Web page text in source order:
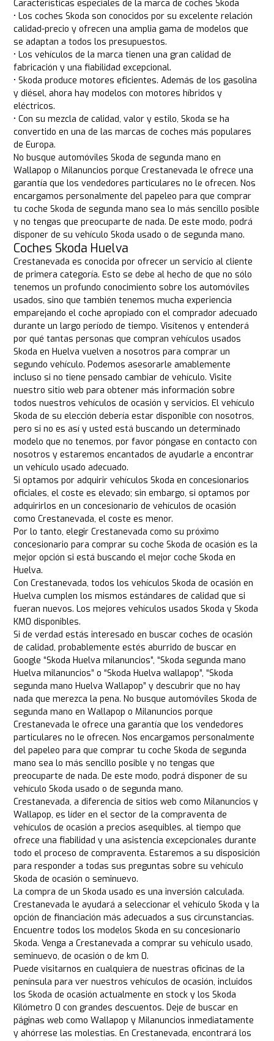
Características especiales de la marca de coches Skoda
• Los coches Skoda son conocidos por su excelente relación
calidad-precio y ofrecen una amplia gama de modelos que
se adaptan a todos los presupuestos.
• Los vehículos de la marca tienen una gran calidad de
fabricación y una fiabilidad excepcional.
• Skoda produce motores eficientes. Además de los gasolina
y diésel, ahora hay modelos con motores híbridos y
eléctricos.
• Con su mezcla de calidad, valor y estilo, Skoda se ha
convertido en una de las marcas de coches más populares
de Europa.
No busque automóviles Skoda de segunda mano en
Wallapop o Milanuncios porque Crestanevada le ofrece una
garantía que los vendedores particulares no le ofrecen. Nos
encargamos personalmente del papeleo para que comprar
tu coche Skoda de segunda mano sea lo más sencillo posible
y no tengas que preocuparte de nada. De este modo, podrá
disponer de su vehículo Skoda usado o de segunda mano.
Coches Skoda Huelva
Crestanevada es conocida por ofrecer un servicio al cliente
de primera categoría. Esto se debe al hecho de que no sólo
tenemos un profundo conocimiento sobre los automóviles
usados, sino que también tenemos mucha experiencia
emparejando el coche apropiado con el comprador adecuado
durante un largo período de tiempo. Visítenos y entenderá
por qué tantas personas que compran vehículos usados
Skoda en Huelva vuelven a nosotros para comprar un
segundo vehículo. Podemos asesorarle amablemente
incluso si no tiene pensado cambiar de vehículo. Visite
nuestro sitio web para obtener más información sobre
todos nuestros vehículos de ocasión y servicios. El vehículo
Skoda de su elección debería estar disponible con nosotros,
pero si no es así y usted está buscando un determinado
modelo que no tenemos, por favor póngase en contacto con
nosotros y estaremos encantados de ayudarle a encontrar
un vehículo usado adecuado.
Si optamos por adquirir vehículos Skoda en concesionarios
oficiales, el coste es elevado; sin embargo, si optamos por
adquirirlos en un concesionario de vehículos de ocasión
como Crestanevada, el coste es menor.
Por lo tanto, elegir Crestanevada como su próximo
concesionario para comprar su coche Skoda de ocasión es la
mejor opción si está buscando el mejor coche Skoda en
Huelva.
Con Crestanevada, todos los vehículos Skoda de ocasión en
Huelva cumplen los mismos estándares de calidad que si
fueran nuevos. Los mejores vehículos usados Skoda y Skoda
KM0 disponibles.
Si de verdad estás interesado en buscar coches de ocasión
de calidad, probablemente estés aburrido de buscar en
Google “Skoda Huelva milanuncios”, “Skoda segunda mano
Huelva milanuncios” o “Skoda Huelva wallapop”, “Skoda
segunda mano Huelva Wallapop” y descubrir que no hay
nada que merezca la pena. No busque automóviles Skoda de
segunda mano en Wallapop o Milanuncios porque
Crestanevada le ofrece una garantía que los vendedores
particulares no le ofrecen. Nos encargamos personalmente
del papeleo para que comprar tu coche Skoda de segunda
mano sea lo más sencillo posible y no tengas que
preocuparte de nada. De este modo, podrá disponer de su
vehículo Skoda usado o de segunda mano.
Crestanevada, a diferencia de sitios web como Milanuncios y
Wallapop, es líder en el sector de la compraventa de
vehículos de ocasión a precios asequibles, al tiempo que
ofrece una fiabilidad y una asistencia excepcionales durante
todo el proceso de compraventa. Estaremos a su disposición
para responder a todas sus preguntas sobre su vehículo
Skoda de ocasión o seminuevo.
La compra de un Skoda usado es una inversión calculada.
Crestanevada le ayudará a seleccionar el vehículo Skoda y la
opción de financiación más adecuados a sus circunstancias.
Encuentre todos los modelos Skoda en su concesionario
Skoda. Venga a Crestanevada a comprar su vehículo usado,
seminuevo, de ocasión o de km 0.
Puede visitarnos en cualquiera de nuestras oficinas de la
península para ver nuestros vehículos de ocasión, incluidos
los Skoda de ocasión actualmente en stock y los Skoda
Kilómetro 0 con grandes descuentos. Deje de buscar en
páginas web como Wallapop y Milanuncios inmediatamente
y ahórrese las molestias. En Crestanevada, encontrará los